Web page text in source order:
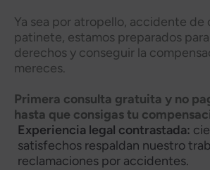
Ya sea por atropello, accidente de
patinete, estamos preparados
derechos y conseguir la
mereces.
Primera consulta gratuita y no
hasta que consigas tu
Experiencia legal contrastada:
satisfechos respaldan nuestro
reclamaciones por accidentes.